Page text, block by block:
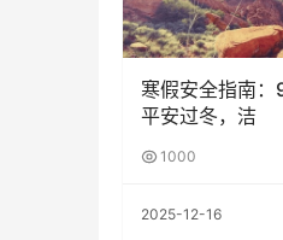
寒假安全指南
平安过冬，洁
1000
2025-12-16